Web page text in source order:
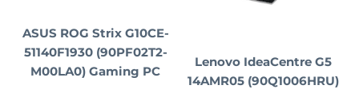
ASUS ROG Strix G10CE-
51140F1930 (90PF02T2-
M00LA0) Gaming PC
Lenovo IdeaCentre G5
14AMR05 (90Q1006HRU)